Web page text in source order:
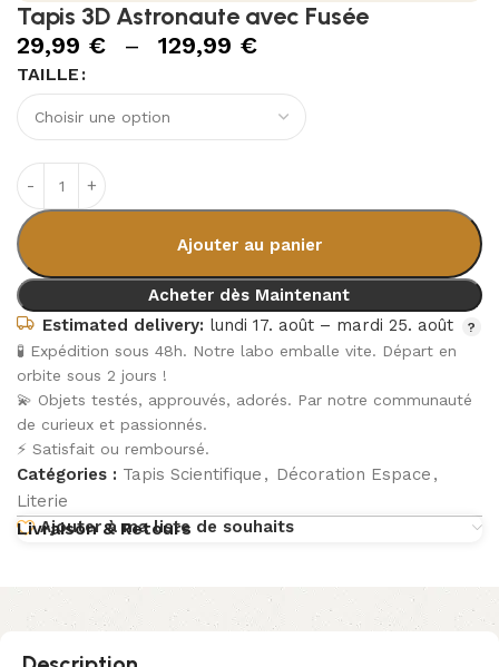
Tapis 3D Astronaute avec Fusée
29,99 € – 129,99 €
TAILLE
Ajouter au panier
Acheter dès Maintenant
Estimated delivery: lundi 17. août – mardi 25. août
🧪 Expédition sous 48h. Notre labo emballe vite. Départ en
orbite sous 2 jours !
💫 Objets testés, approuvés, adorés. Par notre communauté
de curieux et passionnés.
⚡ Satisfait ou remboursé.
Catégories : Tapis Scientifique , Décoration Espace ,
Literie
Ajouter à ma liste de souhaits
Livraison & Retours